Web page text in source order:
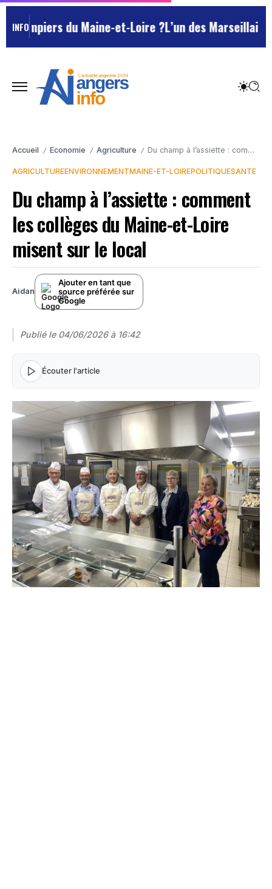
INFOdu Maine-et-Loire ?L’un des Marseillais
Accueil / Economie / Agriculture / Du champ à l’assiette : comment les collèges du Maine-et-Loire misent sur le local
AGRICULTUREENVIRONNEMENTMAINE-ET-LOIREPOLITIQUESANTE
Du champ à l’assiette : comment
les collèges du Maine-et-Loire
misent sur le local
Aidan
Ajouter en tant que
source préférée sur
Google
Publié le 04/06/2026 à 16:42
Écouter l'article